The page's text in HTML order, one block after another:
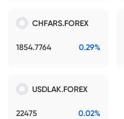
CHFARS.FOREX
1854.7764 0.29%
USDLAK.FOREX
22475 0.02%